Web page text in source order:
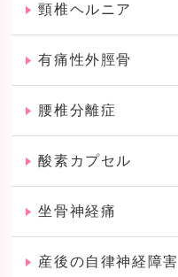
頸椎ヘルニア
有痛性外脛骨
腰椎分離症
酸素カプセル
坐骨神経痛
産後の自律神経障害